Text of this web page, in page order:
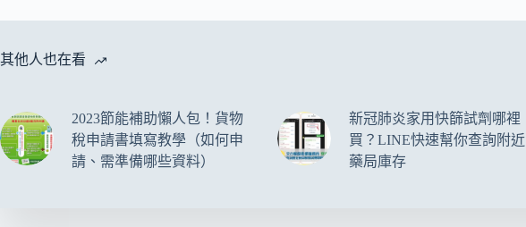
其他人也在看
2023節能補助懶人包！貨物
稅申請書填寫教學（如何申
請、需準備哪些資料）
新冠肺炎家用快篩試劑哪裡
買？LINE快速幫你查詢附近
藥局庫存